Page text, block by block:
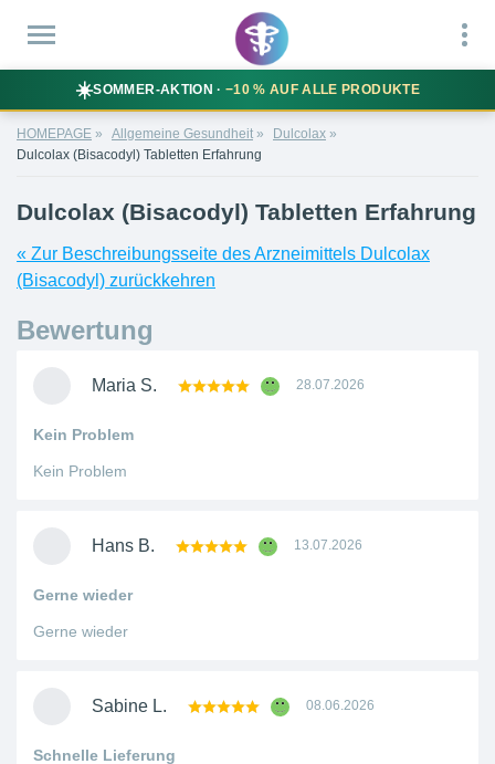
☀️SOMMER-AKTION · −10 % AUF ALLE PRODUKTE
HOMEPAGE Allgemeine Gesundheit
Dulcolax
Dulcolax (Bisacodyl) Tabletten Erfahrung
Dulcolax (Bisacodyl) Tabletten Erfahrung
« Zur Beschreibungsseite des Arzneimittels Dulcolax
(Bisacodyl) zurückkehren
Bewertung
Maria S. 28.07.2026
Kein Problem
Kein Problem
Hans B. 13.07.2026
Gerne wieder
Gerne wieder
Sabine L. 08.06.2026
Schnelle Lieferung